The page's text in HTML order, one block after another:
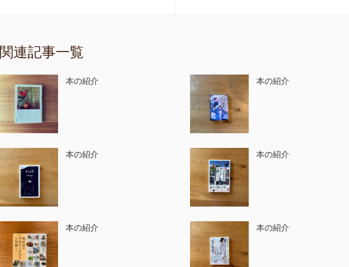
関連記事一覧
本の紹介 本の紹介
本の紹介 本の紹介
本の紹介 本の紹介